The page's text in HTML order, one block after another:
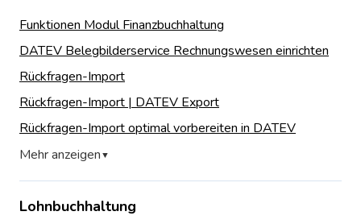
Funktionen Modul Finanzbuchhaltung
DATEV Belegbilderservice Rechnungswesen einrichten
Rückfragen-Import
Rückfragen-Import | DATEV Export
Rückfragen-Import optimal vorbereiten in DATEV
Mehr anzeigen ▼
Lohnbuchhaltung